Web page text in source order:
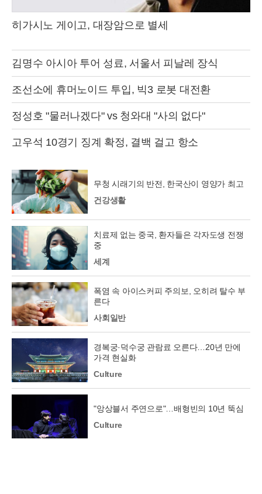
히가시노 게이고, 대장암으로 별세
김명수 아시아 투어 성료, 서울서 피날레 장식
조선소에 휴머노이드 투입, 빅3 로봇 대전환
정성호 "물러나겠다" vs 청와대 "사의 없다"
고우석 10경기 징계 확정, 결백 걸고 항소
무청 시래기의 반전, 한국산이 영양가 최고
건강생활
치료제 없는 중국, 환자들은 각자도생 전쟁
중
세계
폭염 속 아이스커피 주의보, 오히려 탈수 부
른다
사회일반
경복궁·덕수궁 관람료 오른다…20년 만에
가격 현실화
Culture
"앙상블서 주연으로"…배형빈의 10년 뚝심
Culture